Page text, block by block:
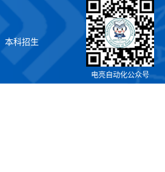
本科招生
电亮自动化公众号